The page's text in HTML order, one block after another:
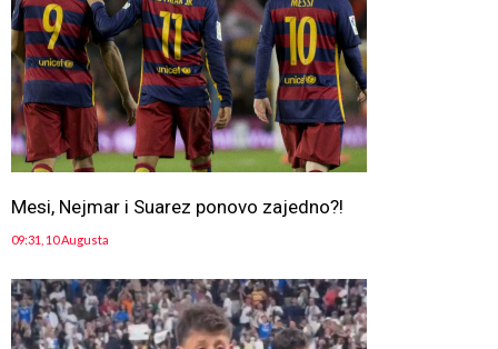
Mesi, Nejmar i Suarez ponovo zajedno?!
09:31, 10 Augusta